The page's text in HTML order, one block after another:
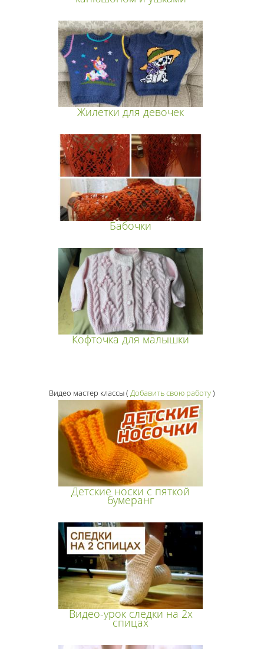
Жилетки для девочек
Бабочки
Кофточка для малышки
Видео мастер классы( Добавить свою работу)
Детские носки с пяткой
бумеранг
Видео-урок следки на 2х
спицах